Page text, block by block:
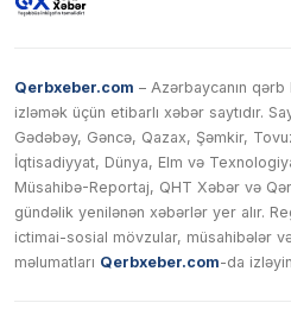
Qerbxeber.com – Azərbaycanın
izləmək üçün etibarlı xəbər saytıdır.
Gədəbəy, Gəncə, Qazax, Şəmkir,
İqtisadiyyat, Dünya, Elm və
Müsahibə-Reportaj, QHT Xəbər və
gündəlik yenilənən xəbərlər yer alır.
ictimai-sosial mövzular, müsahibələr
məlumatları Qerbxeber.com-da